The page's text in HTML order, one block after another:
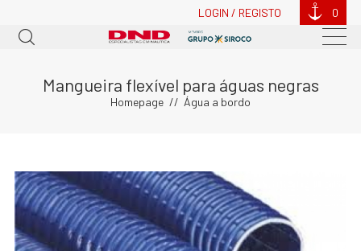
LOGIN / REGISTO 0
Mangueira flexível para águas negras
Homepage Água a bordo